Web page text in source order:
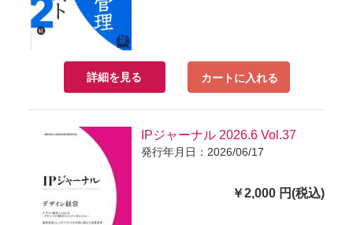
詳細を見る カートに入れる
IPジャーナル 2026.6 Vol.37
発行年月日：2026/06/17
￥2,000 円(税込)